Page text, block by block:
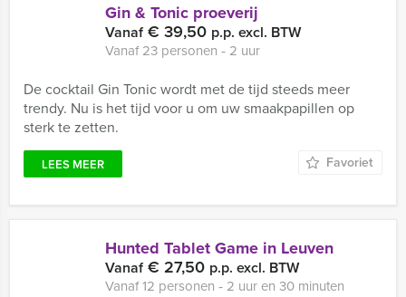
Gin & Tonic proeverij
Vanaf€ 39,50 p.p. excl. BTW
Vanaf 23 personen ‐ 2 uur
De cocktail Gin Tonic wordt met de tijd steeds meer
trendy. Nu is het tijd voor u om uw smaakpapillen op
sterk te zetten.
LEES MEER Favoriet
Hunted Tablet Game in Leuven
Vanaf€ 27,50 p.p. excl. BTW
Vanaf 12 personen ‐ 2 uur en 30 minuten